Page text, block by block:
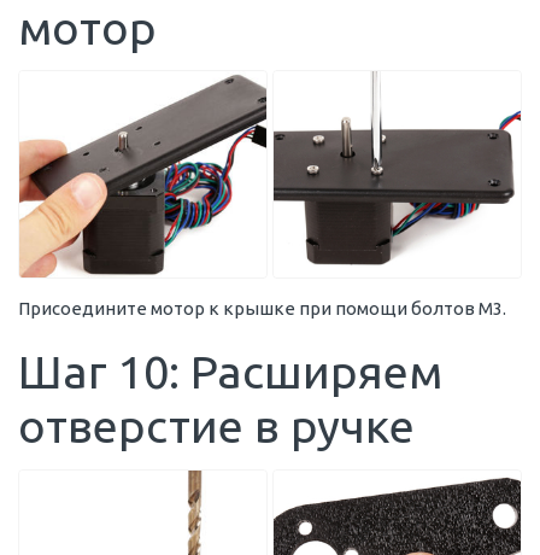
мотор
Присоедините мотор к крышке при помощи болтов M3.
Шаг 10: Расширяем
отверстие в ручке